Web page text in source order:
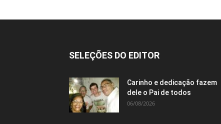
SELEÇÕES DO EDITOR
Carinho e dedicação fazem
dele o Pai de todos
06/08/2026